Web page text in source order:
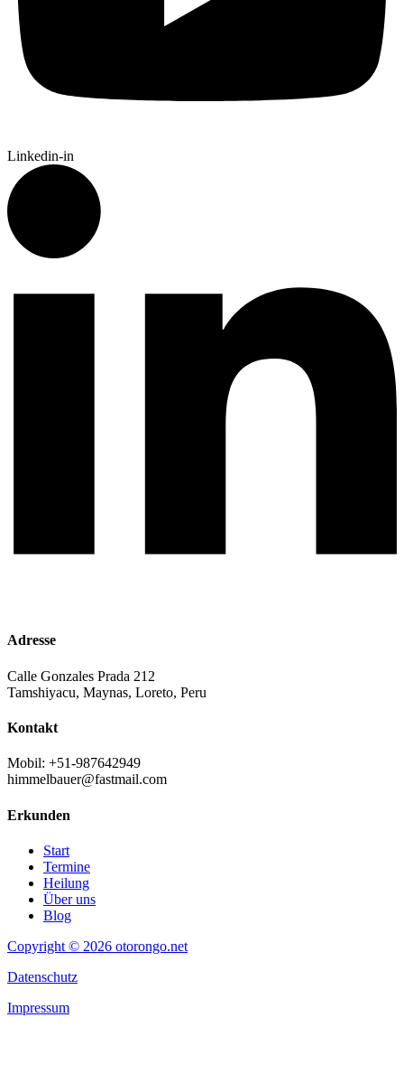
Linkedin-in
Adresse
Calle Gonzales Prada 212
Tamshiyacu, Maynas, Loreto, Peru
Kontakt
Mobil: +51-987642949
himmelbauer@fastmail.com
Erkunden
Start
Termine
Heilung
Über uns
Blog
Copyright © 2026 otorongo.net
Datenschutz
Impressum